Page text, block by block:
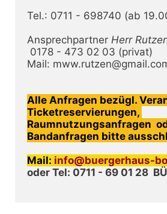
Tel.: 0711 - 698740 (ab
Ansprechpartner Herr
Mail:
Alle Anfragen bezügl.
Ticketreservierungen,
Raumnutzungsanfragen
Bandanfragen bitte
Mail: info@buergerhaus-
oder Tel: 0711 - 69 01 28